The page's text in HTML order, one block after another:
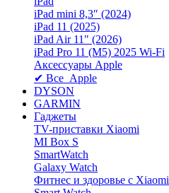
iPad mini 8,3″ (2024)
iPad 11 (2025)
iPad Air 11" (2026)
iPad Pro 11 (M5) 2025 Wi-Fi
Аксессуары Apple
✔ Все Apple
DYSON
GARMIN
Гаджеты
TV-приставки Xiaomi
MI Box S
SmartWatch
Galaxy Watch
Фитнес и здоровье с Xiaomi